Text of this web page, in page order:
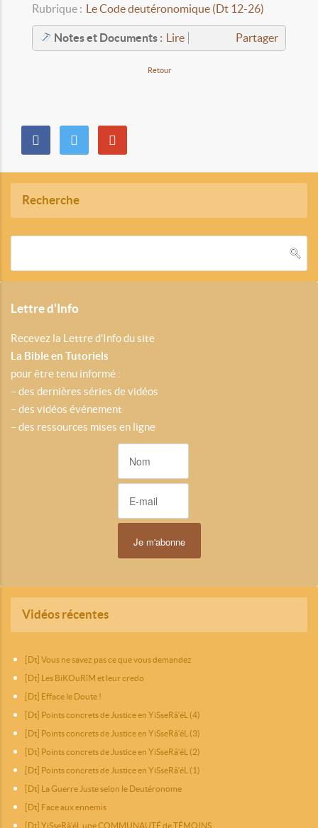
Rubrique : Le Code deutéronomique (Dt 12-26)
Partager
Notes et Documents : Lire
Retour
Recherche
Lettre d'Info
Recevez la Lettre d’Info du site
La Bible en Tutoriels
pour être tenu informé :
– des dernières séries de vidéos
– des vidéos événement
– des ressources mises en ligne
Vidéos récentes
[Dt] Vous ne savez pas ce que vous demandez
[Dt] Les BiKOuRîM et leur credo
[Dt] Efface le Doute !
[Dt] Points concrets de Justice en YiSseRâ‘éL (4)
[Dt] Points concrets de Justice en YiSseRâ‘éL (3)
[Dt] Points concrets de Justice en YiSseRâ‘éL (2)
[Dt] Points concrets de Justice en YiSseRâ‘éL (1)
[Dt] La Guerre Juste selon le Deutéronome
[Dt] Face aux ennemis
[Dt] YiSseRâ‘éL une COMMUNAUTÉ de TÉMOINS